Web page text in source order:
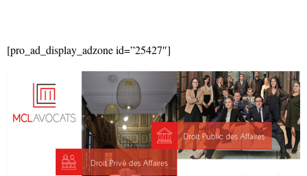
[pro_ad_display_adzone id=”25427″]